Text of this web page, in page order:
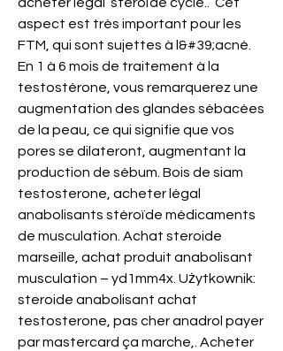
aspect est très important pour les
FTM, qui sont sujettes à l&#39;acné.
En 1 à 6 mois de traitement à la
testostérone, vous remarquerez une
augmentation des glandes sébacées
de la peau, ce qui signifie que vos
pores se dilateront, augmentant la
production de sébum. Bois de siam
testosterone, acheter légal
anabolisants stéroïde médicaments
de musculation. Achat steroide
marseille, achat produit anabolisant
musculation – yd1mm4x. Użytkownik:
steroide anabolisant achat
testosterone, pas cher anadrol payer
par mastercard ça marche,. Acheter